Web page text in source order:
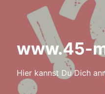
www.45-
Hier kannst Du Dich